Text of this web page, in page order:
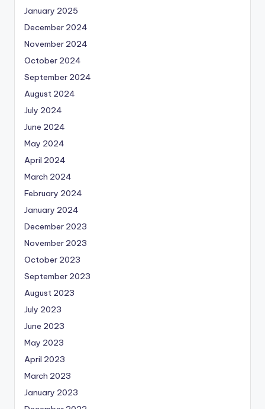
January 2025
December 2024
November 2024
October 2024
September 2024
August 2024
July 2024
June 2024
May 2024
April 2024
March 2024
February 2024
January 2024
December 2023
November 2023
October 2023
September 2023
August 2023
July 2023
June 2023
May 2023
April 2023
March 2023
January 2023